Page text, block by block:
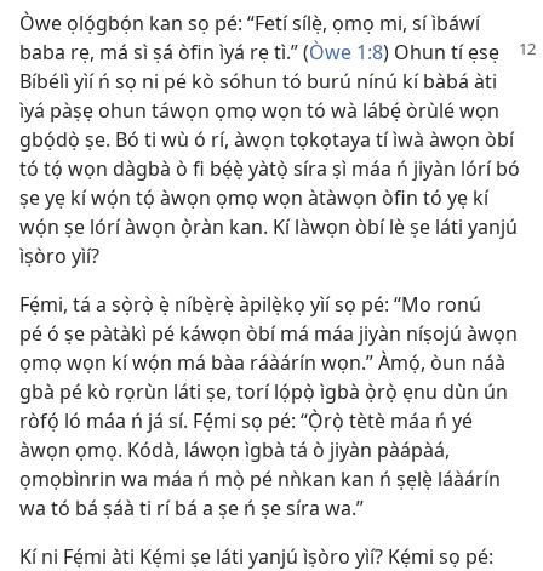
Òwe ọlọ́gbọ́n kan sọ pé: “Fetí sílẹ̀, ọmọ mi, sí ìbáwí
baba rẹ, má sì ṣá òfin ìyá rẹ tì.” (Òwe 1:8) Ohun tí ẹsẹ
Bíbélì yìí ń sọ ni pé kò sóhun tó burú nínú kí bàbá àti
ìyá pàṣẹ ohun táwọn ọmọ wọn tó wà lábẹ́ òrùlé wọn
gbọ́dọ̀ ṣe. Bó ti wù ó rí, àwọn tọkọtaya tí ìwà àwọn òbí
tó tọ́ wọn dàgbà ò fi bẹ́ẹ̀ yàtọ̀ síra ṣì máa ń jiyàn lórí bó
ṣe yẹ kí wọ́n tọ́ àwọn ọmọ wọn àtàwọn òfin tó yẹ kí
wọ́n ṣe lórí àwọn ọ̀ràn kan. Kí làwọn òbí lè ṣe láti yanjú
ìṣòro yìí?
Fẹ́mi, tá a sọ̀rọ̀ ẹ̀ níbẹ̀rẹ̀ àpilẹ̀kọ yìí sọ pé: “Mo ronú
pé ó ṣe pàtàkì pé káwọn òbí má máa jiyàn níṣojú àwọn
ọmọ wọn kí wọ́n má bàa ráàárín wọn.” Àmọ́, òun náà
gbà pé kò rọrùn láti ṣe, torí lọ́pọ̀ ìgbà ọ̀rọ̀ ẹnu dùn ún
ròfọ́ ló máa ń já sí. Fẹ́mi sọ pé: “Ọ̀rọ̀ tètè máa ń yé
àwọn ọmọ. Kódà, láwọn ìgbà tá ò jiyàn pàápàá,
ọmọbìnrin wa máa ń mọ̀ pé nǹkan kan ń ṣẹlẹ̀ láàárín
wa tó bá ṣáà ti rí bá a ṣe ń ṣe síra wa.”
Kí ni Fẹ́mi àti Kẹ́mi ṣe láti yanjú ìṣòro yìí? Kẹ́mi sọ pé: